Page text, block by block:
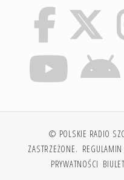
© POLSKIE RADIO
ZASTRZEŻONE.
PRYWATNOŚCI